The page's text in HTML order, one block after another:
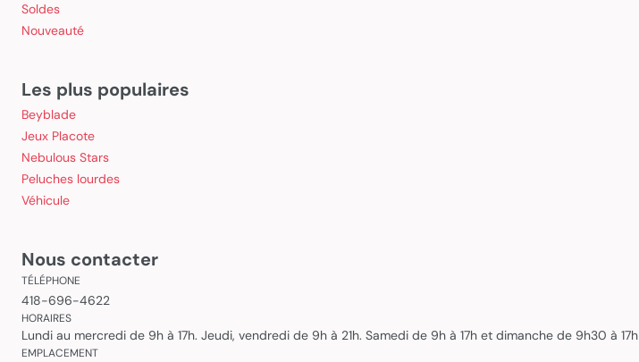
Soldes
Nouveauté
Les plus populaires
Beyblade
Jeux Placote
Nebulous Stars
Peluches lourdes
Véhicule
Nous contacter
TÉLÉPHONE
418-696-4622
HORAIRES
Lundi au mercredi de 9h à 17h. Jeudi, vendredi de 9h à 21h. Samedi de 9h à 17h et dimanche de 9h30 à 17h
EMPLACEMENT